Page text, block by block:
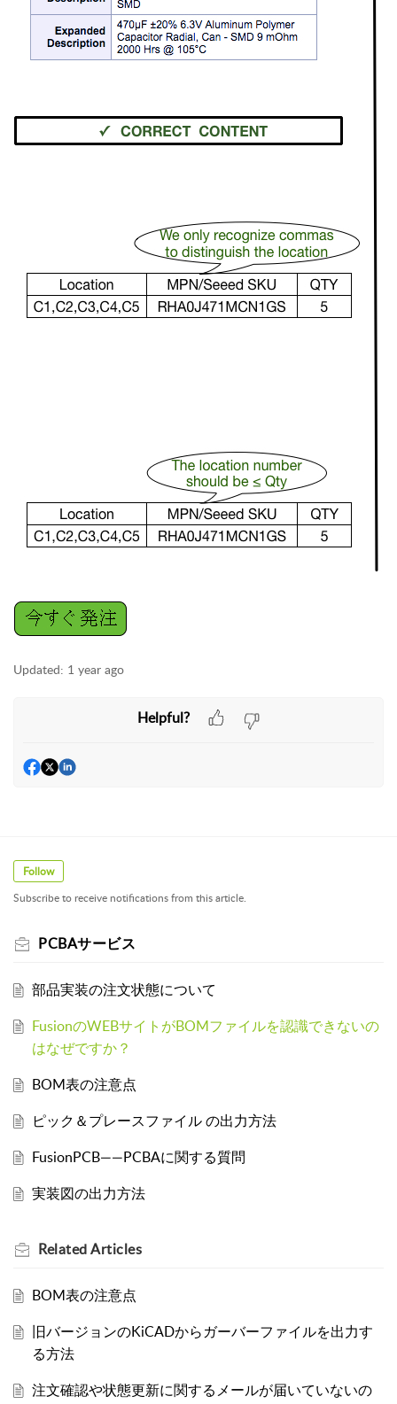
Updated: 1 year ago
Helpful?
Follow
Subscribe to receive notifications from this article.
PCBAサービス
部品実装の注文状態について
FusionのWEBサイトがBOMファイルを認識できないの
はなぜですか？
BOM表の注意点
ピック＆プレースファイル の出力方法
FusionPCB——PCBAに関する質問
実装図の出力方法
RelatedArticles
BOM表の注意点
旧バージョンのKiCADからガーバーファイルを出力す
る方法
注文確認や状態更新に関するメールが届いていないの